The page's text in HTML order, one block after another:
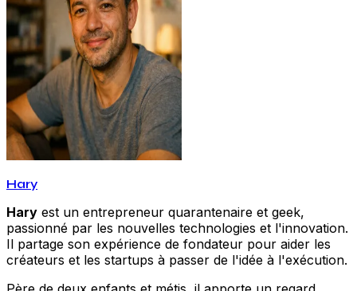
Hary
Hary est un entrepreneur quarantenaire et geek,
passionné par les nouvelles technologies et l'innovation.
Il partage son expérience de fondateur pour aider les
créateurs et les startups à passer de l'idée à l'exécution.